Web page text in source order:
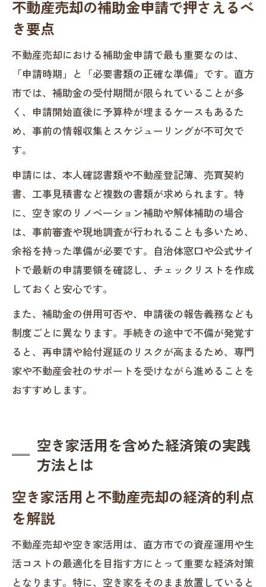
不動産売却の補助金申請で押さえるべ
き要点
不動産売却における補助金申請で最も重要なのは、
「申請時期」と「必要書類の正確な準備」です。直方
市では、補助金の受付期間が限られていることが多
く、申請開始直後に予算枠が埋まるケースもあるた
め、事前の情報収集とスケジューリングが不可欠で
す。
申請には、本人確認書類や不動産登記簿、売買契約
書、工事見積書など複数の書類が求められます。特
に、空き家のリノベーション補助や解体補助の場合
は、事前審査や現地調査が行われることも多いため、
余裕を持った準備が必要です。自治体窓口や公式サイ
トで最新の申請要領を確認し、チェックリストを作成
しておくと安心です。
また、補助金の併用可否や、申請後の報告義務なども
制度ごとに異なります。手続きの途中で不備が発覚す
ると、再申請や給付遅延のリスクが高まるため、専門
家や不動産会社のサポートを受けながら進めることを
おすすめします。
空き家活用を含めた経済策の実践
方法とは
空き家活用と不動産売却の経済的利点
を解説
不動産売却や空き家活用は、直方市での資産運用や生
活コストの最適化を目指す方にとって重要な経済対策
となります。特に、空き家をそのまま放置していると